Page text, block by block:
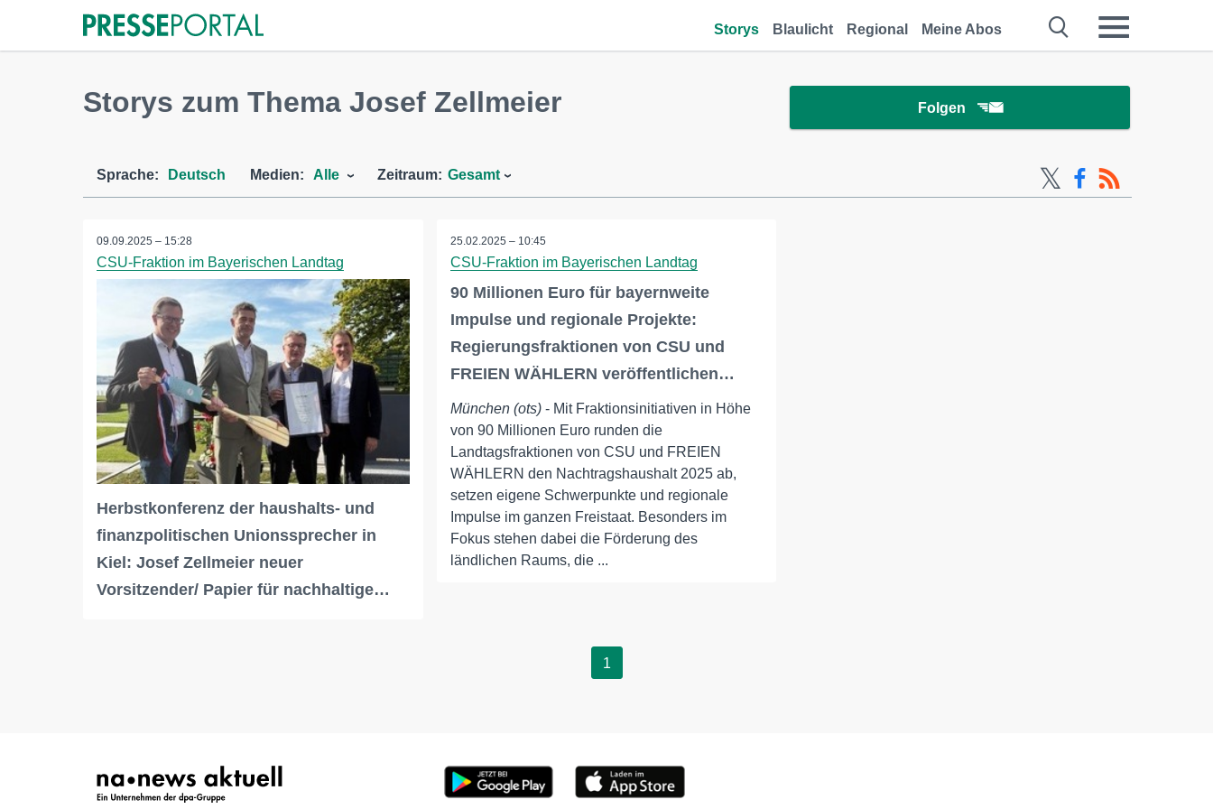
Storys Blaulicht Regional Meine Abos
Storys zum Thema Josef Zellmeier Folgen
Sprache: Deutsch Medien: Alle Zeitraum: Gesamt
09.09.2025 – 15:28
CSU-Fraktion im Bayerischen Landtag
Herbstkonferenz der haushalts- und
finanzpolitischen Unionssprecher in
Kiel: Josef Zellmeier neuer
Vorsitzender/ Papier für nachhaltige…
25.02.2025 – 10:45
CSU-Fraktion im Bayerischen Landtag
90 Millionen Euro für bayernweite
Impulse und regionale Projekte:
Regierungsfraktionen von CSU und
FREIEN WÄHLERN veröffentlichen…
München (ots)- Mit Fraktionsinitiativen in Höhe
von 90 Millionen Euro runden die
Landtagsfraktionen von CSU und FREIEN
WÄHLERN den Nachtragshaushalt 2025 ab,
setzen eigene Schwerpunkte und regionale
Impulse im ganzen Freistaat. Besonders im
Fokus stehen dabei die Förderung des
ländlichen Raums, die ...
1